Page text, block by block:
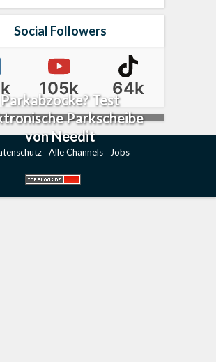
Social Followers
105k 64k
Parkabzocke? Test
Parkscheibe
von Needit
Alle Channels
Jobs